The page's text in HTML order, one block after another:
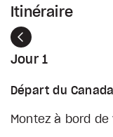
Itinéraire
Précédent
Jour 1
Départ du Canada
Montez à bord